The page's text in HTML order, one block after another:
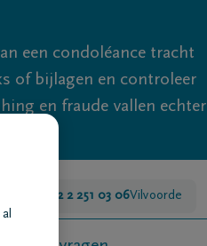
een condoléance tracht
of bijlagen en controleer
en fraude vallen echter
+32 2 251 03 06Vilvoorde